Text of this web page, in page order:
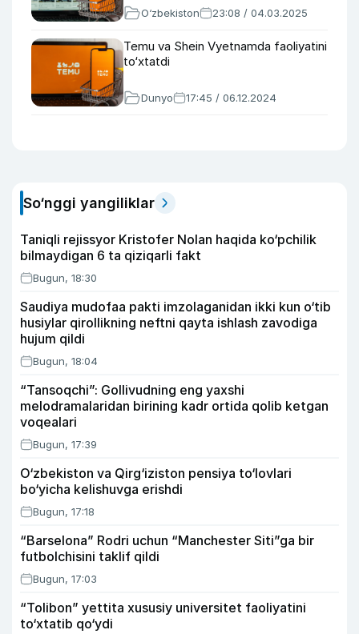
O‘zbekiston 23:08 / 04.03.2025
Temu va Shein Vyetnamda faoliyatini
to‘xtatdi
Dunyo 17:45 / 06.12.2024
So‘nggi yangiliklar
Taniqli rejissyor Kristofer Nolan haqida ko‘pchilik
bilmaydigan 6 ta qiziqarli fakt
Bugun, 18:30
Saudiya mudofaa pakti imzolaganidan ikki kun o‘tib
husiylar qirollikning neftni qayta ishlash zavodiga
hujum qildi
Bugun, 18:04
“Tansoqchi”: Gollivudning eng yaxshi
melodramalaridan birining kadr ortida qolib ketgan
voqealari
Bugun, 17:39
O‘zbekiston va Qirg‘iziston pensiya to‘lovlari
bo‘yicha kelishuvga erishdi
Bugun, 17:18
“Barselona” Rodri uchun “Manchester Siti”ga bir
futbolchisini taklif qildi
Bugun, 17:03
“Tolibon” yettita xususiy universitet faoliyatini
to‘xtatib qo‘ydi